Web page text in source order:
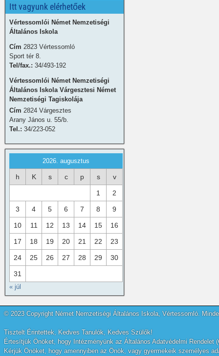
Itt vagyunk elérhetőek
Vértessomlói Német Nemzetiségi
Általános Iskola
Cím 2823 Vértessomló
Sport tér 8.
Tel/fax.: 34/493-192
Vértessomlói Német Nemzetiségi
Általános Iskola Várgesztesi Német
Nemzetiségi Tagiskolája
Cím 2824 Várgesztes
Arany János u. 55/b.
Tel.: 34/223-052
2026. augusztus
h K s c p s v
1 2
3 4 5 6 7 8 9
10 11 12 13 14 15 16
17 18 19 20 21 22 23
24 25 26 27 28 29 30
31
« júl
© 2023 Copyright Német Nemzetiségi Általános Iskola, Vértessomló.
Tisztelt Érintettek, Kedves Tanulók, Kedves Szülők!
Értesítjük Önöket, hogy Intézményünk az Általános Adatvédelmi
Kérjük Önöket, hogy amennyiben az Önök, vagy gyermekeik személyes